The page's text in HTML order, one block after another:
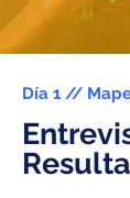
Día 1 //